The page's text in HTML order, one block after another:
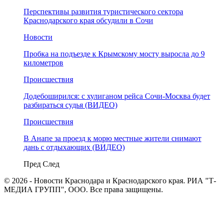
Перспективы развития туристического сектора
Краснодарского края обсудили в Сочи
Новости
Пробка на подъезде к Крымскому мосту выросла до 9
километров
Происшествия
Додебоширился: с хулиганом рейса Сочи-Москва будет
разбираться судья (ВИДЕО)
Происшествия
В Анапе за проезд к морю местные жители снимают
дань с отдыхающих (ВИДЕО)
Пред След
© 2026 - Новости Краснодара и Краснодарского края. РИА "Т-
МЕДИА ГРУПП", ООО. Все права защищены.